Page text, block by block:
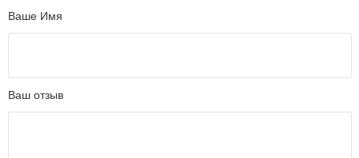
Ваше Имя
Ваш отзыв